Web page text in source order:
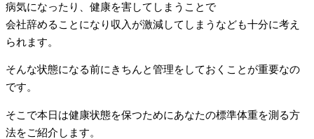
病気になったり、健康を害してしまうことで
会社辞めることになり収入が激減してしまうなども十分に考え
られます。
そんな状態になる前にきちんと管理をしておくことが重要なの
です。
そこで本日は健康状態を保つためにあなたの標準体重を測る方
法をご紹介します。